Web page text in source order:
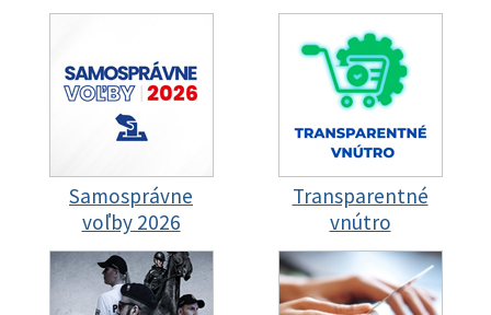
Samosprávne
voľby 2026
Transparentné
vnútro